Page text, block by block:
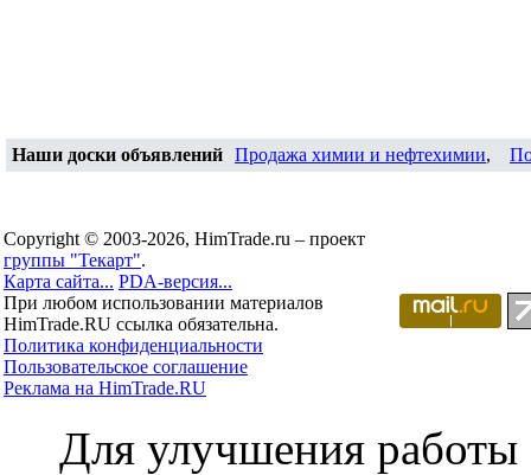
Наши доски объявлений Продажа химии и нефтехимии,
Copyright © 2003-2026, HimTrade.ru – проект
группы "Текарт".
Карта сайта... PDA-версия...
При любом использовании материалов
HimTrade.RU ссылка обязательна.
Политика конфиденциальности
Пользовательское соглашение
Реклама на HimTrade.RU
Для улучшения работы